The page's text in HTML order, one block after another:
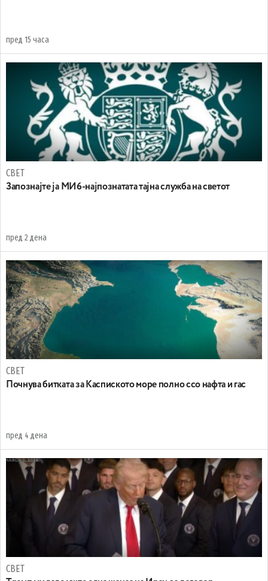
пред 15 часа
СВЕТ
Запознајте ја МИ6-најпознатата тајна служба на светот
пред 2 дена
СВЕТ
Почнува битката за Каспиското море полно ссо нафта и гас
пред 4 дена
СВЕТ